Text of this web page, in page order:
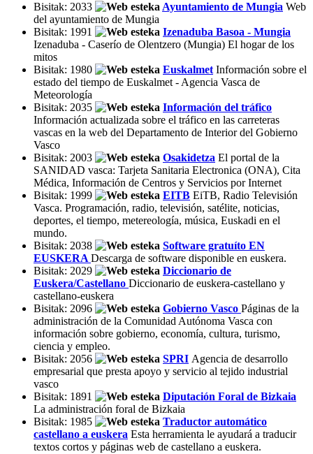
Bisitak: 2033 Ayuntamiento de Mungia Web
del ayuntamiento de Mungia
Bisitak: 1991
Izenaduba Basoa - Mungia
Izenaduba - Caserío de Olentzero (Mungia) El hogar de los
mitos
Bisitak: 1980
Euskalmet Información sobre el
estado del tiempo de Euskalmet - Agencia Vasca de
Meteorología
Bisitak: 2035
Información del tráfico
Información actualizada sobre el tráfico en las carreteras
vascas en la web del Departamento de Interior del Gobierno
Vasco
Bisitak: 2003
Osakidetza El portal de la
SANIDAD vasca: Tarjeta Sanitaria Electronica (ONA), Cita
Médica, Información de Centros y Servicios por Internet
Bisitak: 1999
EITB EiTB, Radio Televisión
Vasca. Programación, radio, televisión, satélite, noticias,
deportes, el tiempo, metereología, música, Euskadi en el
mundo.
Bisitak: 2038
Software gratuíto EN
EUSKERA Descarga de software disponible en euskera.
Bisitak: 2029
Diccionario de
Euskera/Castellano Diccionario de euskera-castellano y
castellano-euskera
Bisitak: 2096
Gobierno Vasco Páginas de la
administración de la Comunidad Autónoma Vasca con
información sobre gobierno, economía, cultura, turismo,
ciencia y empleo.
Bisitak: 2056
SPRI Agencia de desarrollo
empresarial que presta apoyo y servicio al tejido industrial
vasco
Bisitak: 1891
Diputación Foral de Bizkaia
La administración foral de Bizkaia
Bisitak: 1985
Traductor automático
castellano a euskera Esta herramienta le ayudará a traducir
textos cortos y páginas web de castellano a euskera.